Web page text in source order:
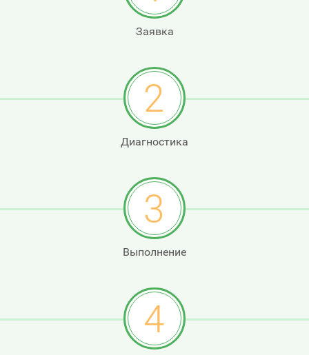
Заявка
2
Диагностика
3
Выполнение
4